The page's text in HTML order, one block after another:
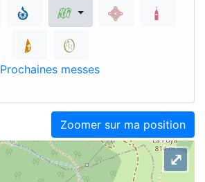
Prochaines messes
Zoomer sur ma position
⤢